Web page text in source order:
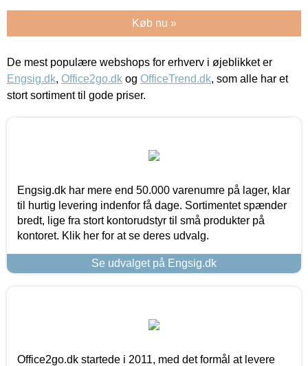
Køb nu »
De mest populære webshops for erhverv i øjeblikket er
Engsig.dk, Office2go.dk og OfficeTrend.dk, som alle har et
stort sortiment til gode priser.
Engsig.dk har mere end 50.000 varenumre på lager, klar
til hurtig levering indenfor få dage. Sortimentet spænder
bredt, lige fra stort kontorudstyr til små produkter på
kontoret. Klik her for at se deres udvalg.
Se udvalget på Engsig.dk
Office2go.dk startede i 2011, med det formål at levere